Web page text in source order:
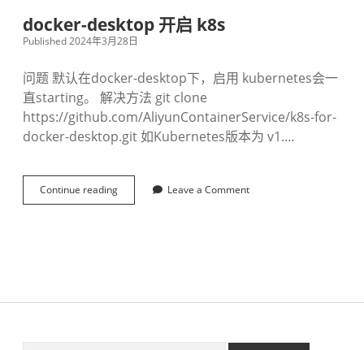
docker-desktop 开启 k8s
Published 2024年3月28日
问题 默认在docker-desktop下，启用 kubernetes会一
直starting。 解决方法 git clone
https://github.com/AliyunContainerService/k8s-for-
docker-desktop.git 如Kubernetes版本为 v1.…
Continue reading
o
e
Leave a Comment